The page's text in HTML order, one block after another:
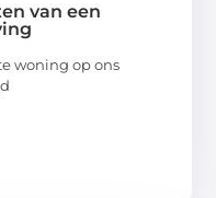
van een
woning op ons